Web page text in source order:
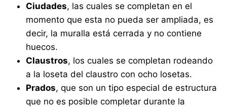
Ciudades, las cuales se completan en el
momento que esta no pueda ser ampliada, es
decir, la muralla está cerrada y no contiene
huecos.
Claustros, los cuales se completan rodeando
a la loseta del claustro con ocho losetas.
Prados, que son un tipo especial de estructura
que no es posible completar durante la